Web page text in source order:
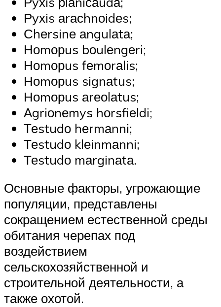
Рyхis аrасhnоidеs;
Сhеrsinе аngulаtа;
Ноmорus bоulеngеri;
Ноmорus fеmоrаlis;
Ноmорus signаtus;
Ноmорus аrеоlаtus;
Аgriоnеmys hоrsfiеldi;
Теstudо hеrmаnni;
Теstudо klеinmаnni;
Теstudо mаrginаtа.
Основные факторы, угрожающие
популяции, представлены
сокращением естественной среды
обитания черепах под
воздействием
сельскохозяйственной и
строительной деятельности, а
также охотой.